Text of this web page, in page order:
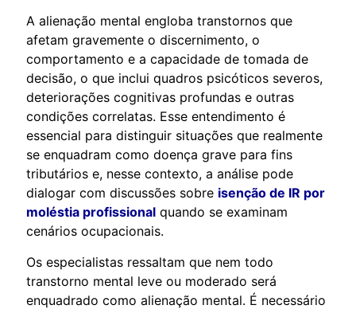
A alienação mental engloba transtornos que
afetam gravemente o discernimento, o
comportamento e a capacidade de tomada de
decisão, o que inclui quadros psicóticos severos,
deteriorações cognitivas profundas e outras
condições correlatas. Esse entendimento é
essencial para distinguir situações que realmente
se enquadram como doença grave para fins
tributários e, nesse contexto, a análise pode
dialogar com discussões sobre isenção de IR por
moléstia profissional quando se examinam
cenários ocupacionais.
Os especialistas ressaltam que nem todo
transtorno mental leve ou moderado será
enquadrado como alienação mental. É necessário